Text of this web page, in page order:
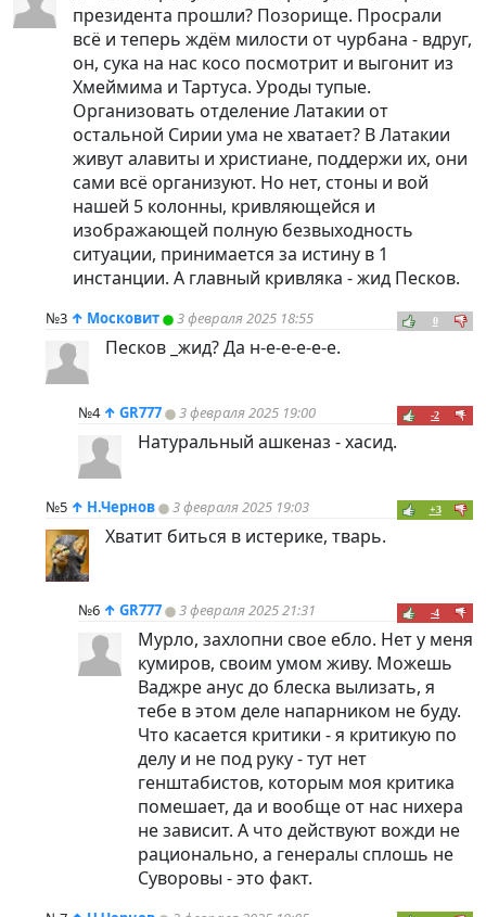
президента прошли? Позорище. Просрали
всё и теперь ждём милости от чурбана - вдруг,
он, сука на нас косо посмотрит и выгонит из
Хмеймима и Тартуса. Уроды тупые.
Организовать отделение Латакии от
остальной Сирии ума не хватает? В Латакии
живут алавиты и христиане, поддержи их, они
сами всё организуют. Но нет, стоны и вой
нашей 5 колонны, кривляющейся и
изображающей полную безвыходность
ситуации, принимается за истину в 1
инстанции. А главный кривляка - жид Песков.
№3 ↑ Московит 3 февраля 2025 18:55 0
Песков _жид? Да н-е-е-е-е-е.
№4 ↑ GR777 3 февраля 2025 19:00 -2
Натуральный ашкеназ - хасид.
№5 ↑ Н.Чернов 3 февраля 2025 19:03 +3
Хватит биться в истерике, тварь.
№6 ↑ GR777 3 февраля 2025 21:31 -4
Мурло, захлопни свое ебло. Нет у меня
кумиров, своим умом живу. Можешь
Ваджре анус до блеска вылизать, я
тебе в этом деле напарником не буду.
Что касается критики - я критикую по
делу и не под руку - тут нет
генштабистов, которым моя критика
помешает, да и вообще от нас нихера
не зависит. А что действуют вожди не
рационально, а генералы сплошь не
Суворовы - это факт.